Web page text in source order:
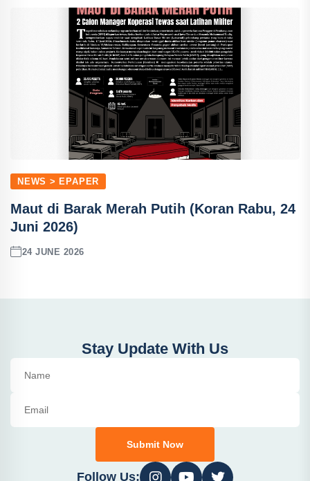
NEWS > EPAPER
Maut di Barak Merah Putih (Koran Rabu, 24
Juni 2026)
24 JUNE 2026
Stay Update With Us
Submit Now
Follow Us: